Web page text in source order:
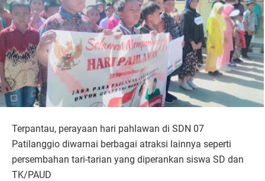
Terpantau, perayaan hari pahlawan di SDN 07
Patilanggio diwarnai berbagai atraksi lainnya seperti
persembahan tari-tarian yang diperankan siswa SD dan
TK/PAUD